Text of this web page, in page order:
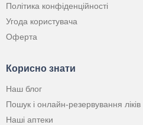
Політика конфіденційності
Угода користувача
Оферта
Корисно знати
Наш блог
Пошук і онлайн-резервування ліків
Наші аптеки